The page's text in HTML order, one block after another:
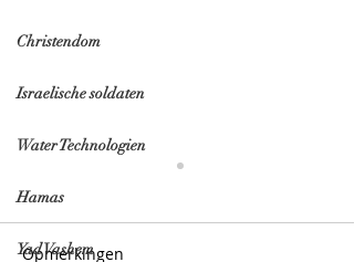
Christendom
Israelische soldaten
Water Technologien
Hamas
Yad Vashem
Opmerkingen